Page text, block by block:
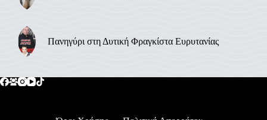
Πανηγύρι στη Δυτική Φραγκίστα Ευρυτανίας